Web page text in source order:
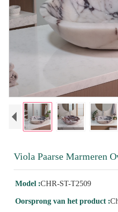
Viola Paarse Marmeren
Model :CHR-ST-T2509
Oorsprong van het product :